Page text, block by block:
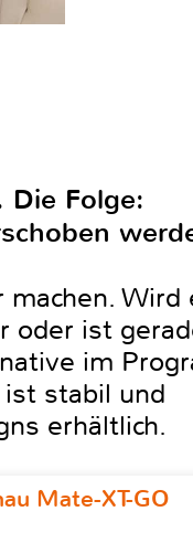
Folge:
machen. Wird
oder ist
im
stabil und
erhältlich.
Mate-XT-GO